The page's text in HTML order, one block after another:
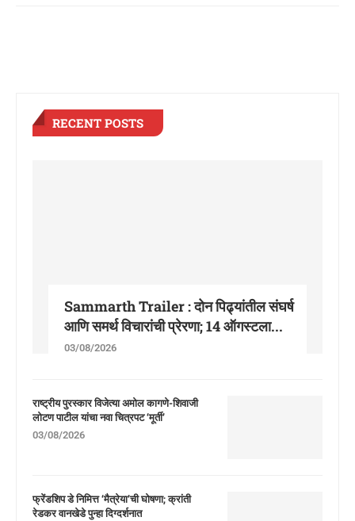
RECENT POSTS
Sammarth Trailer : दोन पिढ्यांतील संघर्ष
आणि समर्थ विचारांची प्रेरणा; 14 ऑगस्टला...
03/08/2026
राष्ट्रीय पुरस्कार विजेत्या अमोल कागणे-शिवाजी
लोटण पाटील यांचा नवा चित्रपट ‘मूर्ती’
03/08/2026
फ्रेंडशिप डे निमित्त ‘मैत्रेया’ची घोषणा; क्रांती
रेडकर वानखेडे पुन्हा दिग्दर्शनात